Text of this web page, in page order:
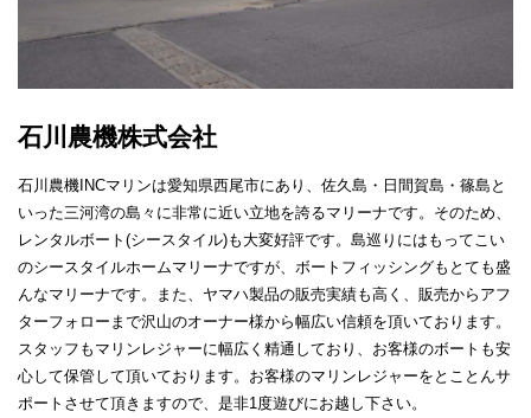
石川農機株式会社
石川農機INCマリンは愛知県西尾市にあり、佐久島・日間賀島・篠島と
いった三河湾の島々に非常に近い立地を誇るマリーナです。そのため、
レンタルボート(シースタイル)も大変好評です。島巡りにはもってこい
のシースタイルホームマリーナですが、ボートフィッシングもとても盛
んなマリーナです。また、ヤマハ製品の販売実績も高く、販売からアフ
ターフォローまで沢山のオーナー様から幅広い信頼を頂いております。
スタッフもマリンレジャーに幅広く精通しており、お客様のボートも安
心して保管して頂いております。お客様のマリンレジャーをとことんサ
ポートさせて頂きますので、是非1度遊びにお越し下さい。